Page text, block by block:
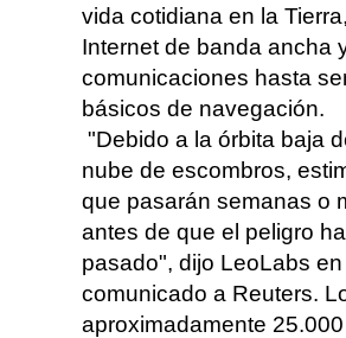
vida cotidiana en la
Internet de banda ancha
comunicaciones hasta
básicos de navegación.
"Debido a la órbita baja
nube de escombros,
que pasarán semanas o
antes de que el peligro
pasado", dijo LeoLabs en
comunicado a Reuters.
aproximadamente 25.000